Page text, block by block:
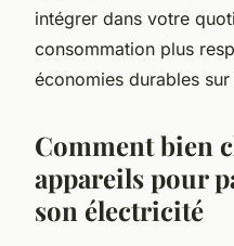
intégrer dans votre
consommation plus
économies durables
Comment bien
appareils pour
son électricité